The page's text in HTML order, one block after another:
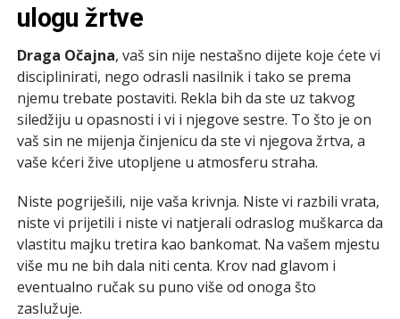
ulogu žrtve
Draga Očajna, vaš sin nije nestašno dijete koje ćete vi
disciplinirati, nego odrasli nasilnik i tako se prema
njemu trebate postaviti. Rekla bih da ste uz takvog
siledžiju u opasnosti i vi i njegove sestre. To što je on
vaš sin ne mijenja činjenicu da ste vi njegova žrtva, a
vaše kćeri žive utopljene u atmosferu straha.
Niste pogriješili, nije vaša krivnja. Niste vi razbili vrata,
niste vi prijetili i niste vi natjerali odraslog muškarca da
vlastitu majku tretira kao bankomat. Na vašem mjestu
više mu ne bih dala niti centa. Krov nad glavom i
eventualno ručak su puno više od onoga što
zaslužuje.